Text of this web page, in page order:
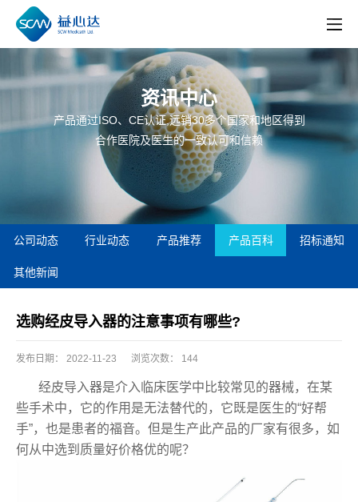
资讯中心
产品通过ISO、CE认证,远销30多个国家和地区得到
合作医院及医生的一致认可和信赖
公司动态 行业动态 产品推荐 产品百科 招标通知
其他新闻
选购经皮导入器的注意事项有哪些?
发布日期： 2022-11-23 浏览次数： 144
经皮导入器‍是介入临床医学中比较常见的器械，在某
些手术中，它的作用是无法替代的，它既是医生的“好帮
手”，也是患者的福音。但是生产此产品的厂家有很多，如
何从中选到质量好价格优的呢？‍